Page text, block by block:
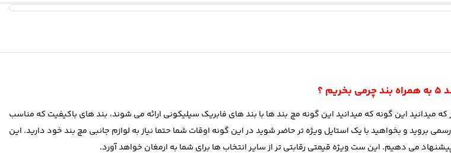
؟
میدانید این گونه که میدانید این گونه مچ بند ها با بند های فابریک سیلیکونی ارائه می شوند، بند های باکیفیت که مناسب
و بخواهید با یک استایل ویژه تر حاضر شوید در این گونه اوقات شما حتما نیاز به لوازم جانبی مچ بند خود دارید. این